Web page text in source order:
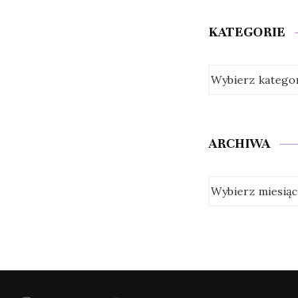
KATEGORIE
ARCHIWA